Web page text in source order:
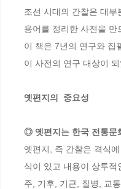
조선 시대의 간찰은 대
용어를 정리한 사전을
이 책은 7년의 연구와 집
옛편지의  중요성
◎ 옛편지는 한국 전통문
옛편지, 즉 간찰은 격식
식이 있고 내용이 상투
주, 기후, 기근, 질병, 교